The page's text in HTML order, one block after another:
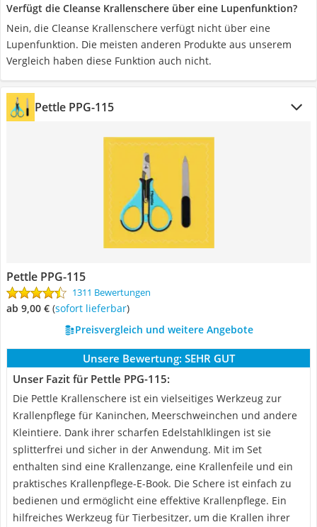
Verfügt die Cleanse Krallenschere über eine Lupenfunktion?
Nein, die Cleanse Krallenschere verfügt nicht über eine
Lupenfunktion. Die meisten anderen Produkte aus unserem
Vergleich haben diese Funktion auch nicht.
Pettle PPG-115
Pettle PPG-115
1311 Bewertungen
ab 9,00 € ( Sofort lieferbar)
Preisvergleich und weitere Angebote
Unsere Bewertung: SEHR GUT
Unser Fazit für Pettle PPG-115:
Die Pettle Krallenschere ist ein vielseitiges Werkzeug zur
Krallenpflege für Kaninchen, Meerschweinchen und andere
Kleintiere. Dank ihrer scharfen Edelstahlklingen ist sie
splitterfrei und sicher in der Anwendung. Mit im Set
enthalten sind eine Krallenzange, eine Krallenfeile und ein
praktisches Krallenpflege-E-Book. Die Schere ist einfach zu
bedienen und ermöglicht eine effektive Krallenpflege. Ein
hilfreiches Werkzeug für Tierbesitzer, um die Krallen ihrer